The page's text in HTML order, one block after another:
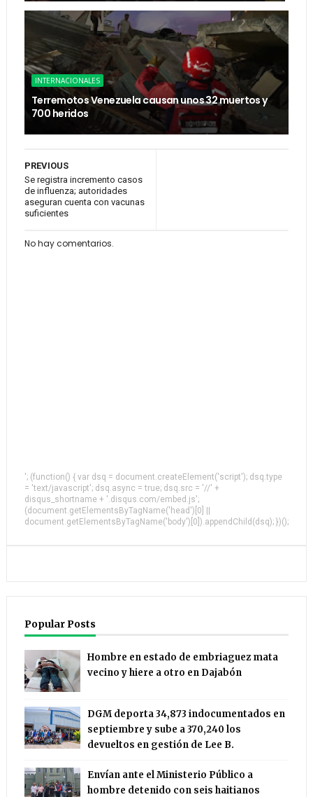
INTERNACIONALES
Terremotos Venezuela causan unos 32 muertos y
700 heridos
PREVIOUS
Se registra incremento casos
de influenza; autoridades
aseguran cuenta con vacunas
suficientes
No hay comentarios.
'; (function() { var dsq = document.createElement('script'); dsq.type
= 'text/javascript'; dsq.async = true; dsq.src = '//' +
disqus_shortname + '.disqus.com/embed.js';
(document.getElementsByTagName('head')[0] ||
document.getElementsByTagName('body')[0]).appendChild(dsq); })();
Popular Posts
Hombre en estado de embriaguez mata
vecino y hiere a otro en Dajabón
DGM deporta 34,873 indocumentados en
septiembre y sube a 370,240 los
devueltos en gestión de Lee B.
Envían ante el Ministerio Público a
hombre detenido con seis haitianos